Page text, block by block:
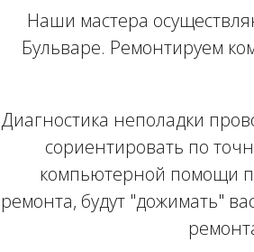
Наши мастера
Бульваре. Ремонтируем
Диагностика неполадки
сориентировать по
компьютерной помощи
ремонта, будут "дожимать"